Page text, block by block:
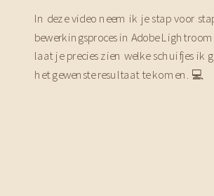
In deze video neem ik je stap voor
bewerkingsproces in Adobe
laat je precies zien welke schuifjes ik
het gewenste resultaat te komen. 💻